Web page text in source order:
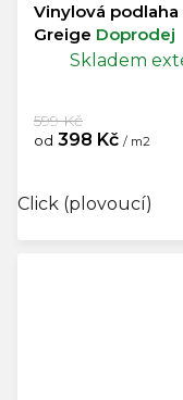
Vinylová podlaha
Greige Doprodej
Skladem
od 398 Kč / m2
599 Kč
Click (plovoucí)